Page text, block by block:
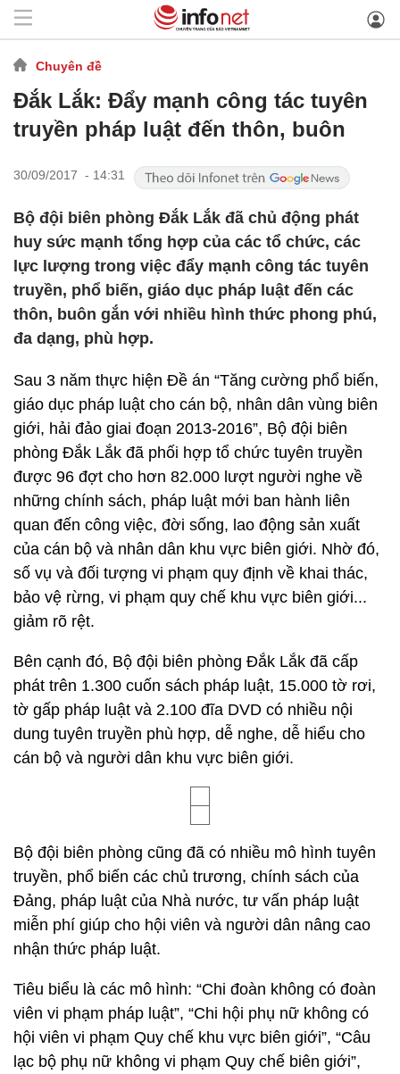
Chuyên đề
Đắk Lắk: Đẩy mạnh công tác tuyên
truyền pháp luật đến thôn, buôn
30/09/2017 - 14:31
Bộ đội biên phòng Đắk Lắk đã chủ động phát
huy sức mạnh tổng hợp của các tổ chức, các
lực lượng trong việc đẩy mạnh công tác tuyên
truyền, phổ biến, giáo dục pháp luật đến các
thôn, buôn gắn với nhiều hình thức phong phú,
đa dạng, phù hợp.
Sau 3 năm thực hiện Đề án “Tăng cường phổ biến,
giáo dục pháp luật cho cán bộ, nhân dân vùng biên
giới, hải đảo giai đoạn 2013-2016”, Bộ đội biên
phòng Đắk Lắk đã phối hợp tổ chức tuyên truyền
được 96 đợt cho hơn 82.000 lượt người nghe về
những chính sách, pháp luật mới ban hành liên
quan đến công việc, đời sống, lao động sản xuất
của cán bộ và nhân dân khu vực biên giới. Nhờ đó,
số vụ và đối tượng vi phạm quy định về khai thác,
bảo vệ rừng, vi phạm quy chế khu vực biên giới...
giảm rõ rệt.
Bên cạnh đó, Bộ đội biên phòng Đắk Lắk đã cấp
phát trên 1.300 cuốn sách pháp luật, 15.000 tờ rơi,
tờ gấp pháp luật và 2.100 đĩa DVD có nhiều nội
dung tuyên truyền phù hợp, dễ nghe, dễ hiểu cho
cán bộ và người dân khu vực biên giới.
Bộ đội biên phòng cũng đã có nhiều mô hình tuyên
truyền, phổ biến các chủ trương, chính sách của
Đảng, pháp luật của Nhà nước, tư vấn pháp luật
miễn phí giúp cho hội viên và người dân nâng cao
nhận thức pháp luật.
Tiêu biểu là các mô hình: “Chi đoàn không có đoàn
viên vi phạm pháp luật”, “Chi hội phụ nữ không có
hội viên vi phạm Quy chế khu vực biên giới”, “Câu
lạc bộ phụ nữ không vi phạm Quy chế biên giới”,